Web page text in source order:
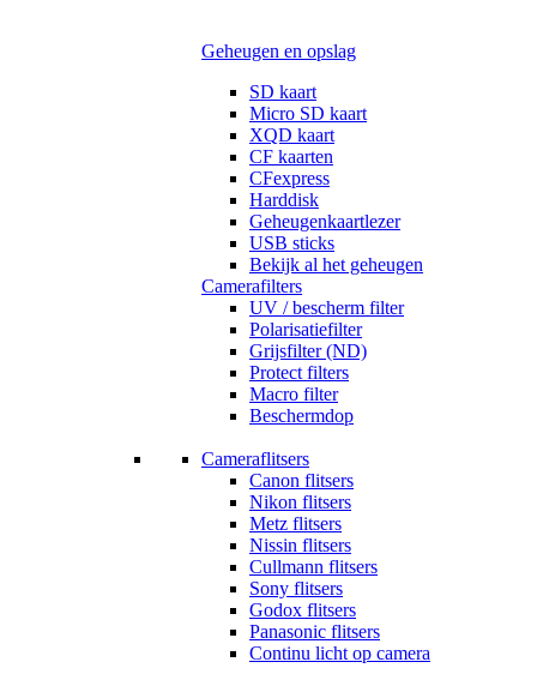
Geheugen en opslag
SD kaart
Micro SD kaart
XQD kaart
CF kaarten
CFexpress
Harddisk
Geheugenkaartlezer
USB sticks
Bekijk al het geheugen
Camerafilters
UV / bescherm filter
Polarisatiefilter
Grijsfilter (ND)
Protect filters
Macro filter
Beschermdop
Cameraflitsers
Canon flitsers
Nikon flitsers
Metz flitsers
Nissin flitsers
Cullmann flitsers
Sony flitsers
Godox flitsers
Panasonic flitsers
Continu licht op camera